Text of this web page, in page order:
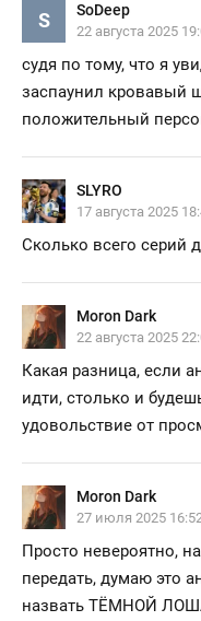
S SoDeep
22 августа 2025
судя по тому, что я
заспаунил кровавый
положительный
SLYRO
17 августа 2025
Сколько всего серий
Moron Dark
22 августа 2025
Какая разница, если
идти, столько и
удовольствие от
Moron Dark
27 июля 2025
Просто невероятно,
передать, думаю это
назвать ТЁМНОЙ